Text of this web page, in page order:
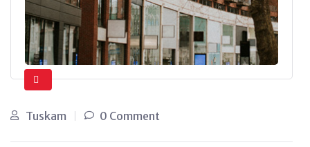
Tuskam 0 Comment